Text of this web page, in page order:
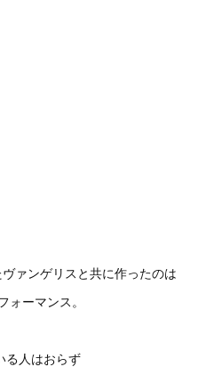
ァンゲリスと共に作ったのは
ーマンス。
る人はおらず